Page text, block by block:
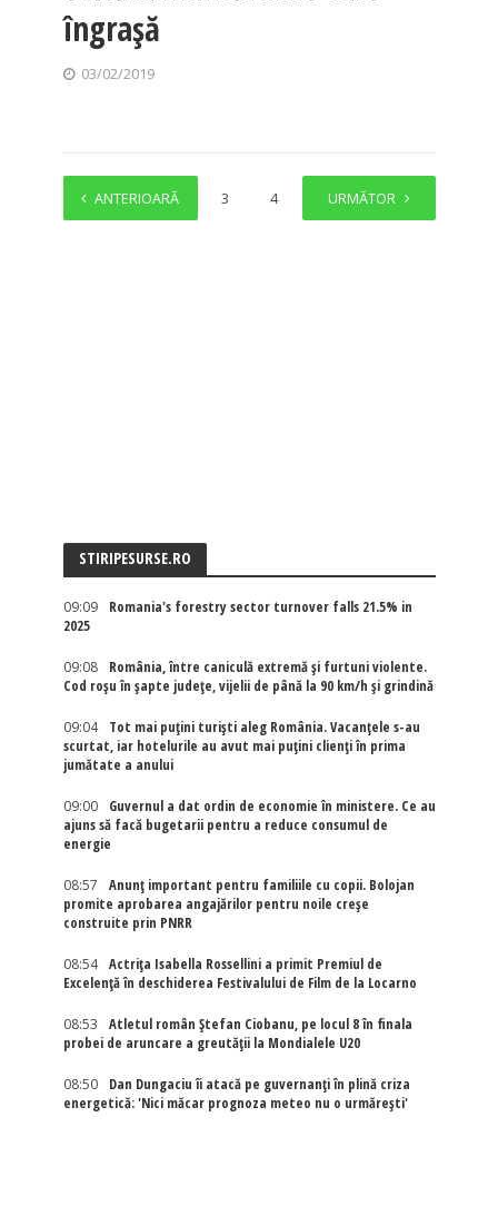
îngrașă
03/02/2019
ANTERIOARĂ
1 2 3 4 234
URMĂTOR
STIRIPESURSE.RO
09:09
Romania's forestry sector turnover falls 21.5% in
2025
09:08
România, între caniculă extremă și furtuni violente.
Cod roșu în șapte județe, vijelii de până la 90 km/h și grindină
09:04
Tot mai puțini turiști aleg România. Vacanțele s-au
scurtat, iar hotelurile au avut mai puțini clienți în prima
jumătate a anului
09:00
Guvernul a dat ordin de economie în ministere. Ce au
ajuns să facă bugetarii pentru a reduce consumul de
energie
08:57
Anunț important pentru familiile cu copii. Bolojan
promite aprobarea angajărilor pentru noile creșe
construite prin PNRR
08:54
Actriţa Isabella Rossellini a primit Premiul de
Excelenţă în deschiderea Festivalului de Film de la Locarno
08:53
Atletul român Ștefan Ciobanu, pe locul 8 în finala
probei de aruncare a greutății la Mondialele U20
08:50
Dan Dungaciu îi atacă pe guvernanți în plină criza
energetică: 'Nici măcar prognoza meteo nu o urmărești'